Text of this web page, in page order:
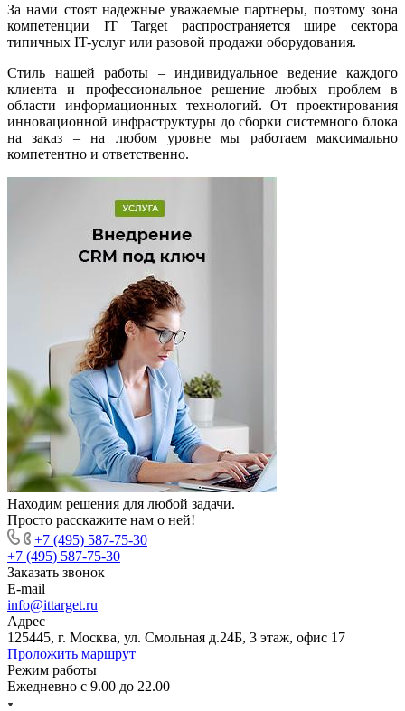
За нами стоят надежные уважаемые партнеры, поэтому зона
компетенции IT Target распространяется шире сектора
типичных IT-услуг или разовой продажи оборудования.
Стиль нашей работы – индивидуальное ведение каждого
клиента и профессиональное решение любых проблем в
области информационных технологий. От проектирования
инновационной инфраструктуры до сборки системного блока
на заказ – на любом уровне мы работаем максимально
компетентно и ответственно.
Находим решения для любой задачи.
Просто расскажите нам о ней!
+7 (495) 587-75-30
+7 (495) 587-75-30
Заказать звонок
E-mail
info@ittarget.ru
Адрес
125445, г. Москва, ул. Смольная д.24Б, 3 этаж, офис 17
Проложить маршрут
Режим работы
Ежедневно с 9.00 до 22.00